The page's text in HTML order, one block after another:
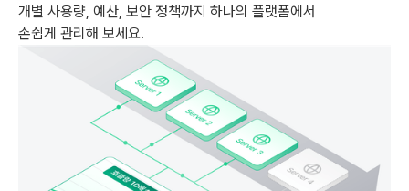
개별 사용량, 예산, 보안 정책까지 하나의 플랫폼에서
손쉽게 관리해 보세요.